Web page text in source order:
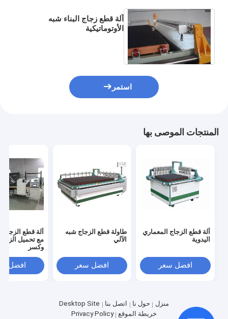
آلة قطع زجاج البناء شبه
الأوتوماتيكية
استمر
المنتجات الموصى بها
آلة قطع الزجاج المعماري
اليدوية
افضل سعر
طاولة قطع الزجاج شبه
الآلي
افضل سعر
آلة قطع الزجاج
مع تحميل
وكسر
افضل
منزل حول نا اتصل بنا
Desktop Site
خريطة الموقع
Privacy Policy